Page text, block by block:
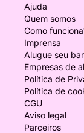
Ajuda
Quem somos
Como
Imprensa
Alugue seu
Empresas de
Política de
Política de
CGU
Aviso legal
Parceiros